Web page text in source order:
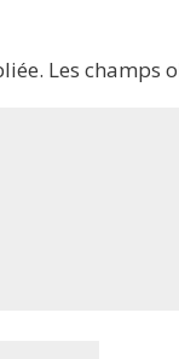
Les champs